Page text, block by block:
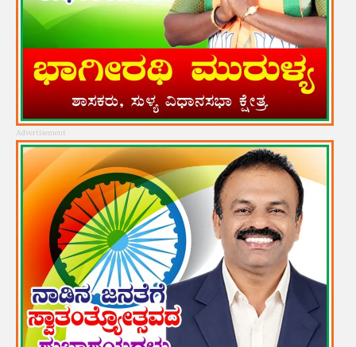
Advertisement